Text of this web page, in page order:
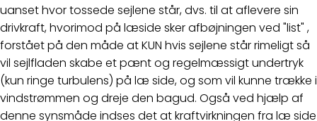
uanset hvor tossede sejlene står, dvs. til at aflevere sin
drivkraft, hvorimod på læside sker afbøjningen ved "list" ,
forstået på den måde at KUN hvis sejlene står rimeligt så
vil sejlfladen skabe et pænt og regelmæssigt undertryk
(kun ringe turbulens) på læ side, og som vil kunne trække i
vindstrømmen og dreje den bagud. Også ved hjælp af
denne synsmåde indses det at kraftvirkningen fra læ side